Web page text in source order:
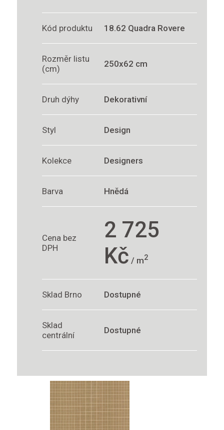
Kód produktu 18.62 Quadra Rovere
Rozměr listu
(cm)
250x62 cm
Druh dýhy Dekorativní
Styl Design
Kolekce Designers
Barva Hnědá
Cena bez
DPH
2 725
Kč / m2
Sklad Brno Dostupné
Sklad
centrální
Dostupné